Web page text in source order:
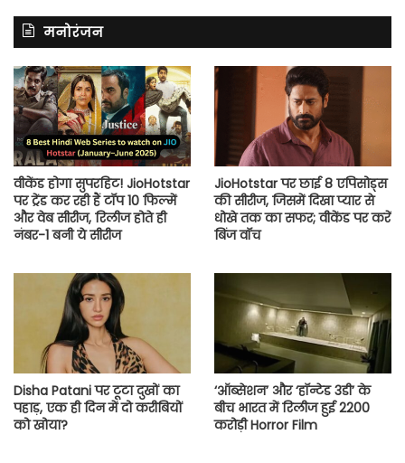
मनोरंजन
वीकेंड होगा सुपरहिट! JioHotstar
पर ट्रेंड कर रही हैं टॉप 10 फिल्में
और वेब सीरीज, रिलीज होते ही
नंबर-1 बनी ये सीरीज
JioHotstar पर छाई 8 एपिसोड्स
की सीरीज, जिसमें दिखा प्यार से
धोखे तक का सफर; वीकेंड पर करें
बिंज वॉच
Disha Patani पर टूटा दुखों का
पहाड़, एक ही दिन में दो करीबियों
को खोया?
‘ऑब्सेशन’ और ‘हॉन्टेड 3डी’ के
बीच भारत में रिलीज हुई 2200
करोड़ी Horror Film